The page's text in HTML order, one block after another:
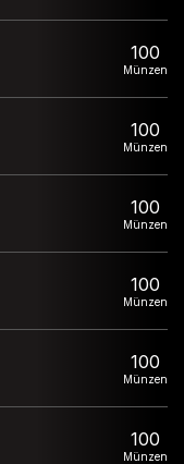
100
Münzen
100
Münzen
100
Münzen
100
Münzen
100
Münzen
100
Münzen